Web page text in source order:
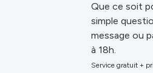
Que ce soit
simple
message ou
à 18h.
Service gratuit +